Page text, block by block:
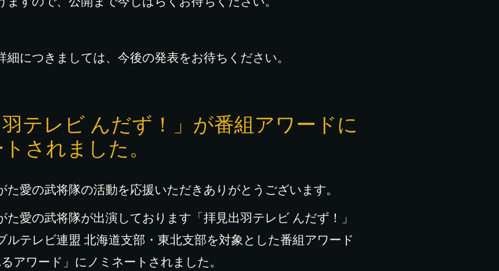
細につきましては、今後の発表をお待ちください。
羽テレビ んだず！」が番組アワードに
されました。
た愛の武将隊の活動を応援いただきありがとうございます。
た愛の武将隊が出演しております「拝見出羽テレビ んだず！」
ルテレビ連盟 北海道支部・東北支部を対象とした番組アワード
るアワード」にノミネートされました。